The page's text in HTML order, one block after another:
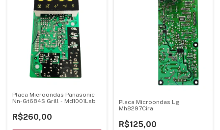
Placa Microondas Panasonic
Nn-Gt684S Grill - Md1001Lsb
R$260,00
Placa Microondas Lg
Mh8297Cira
R$125,00